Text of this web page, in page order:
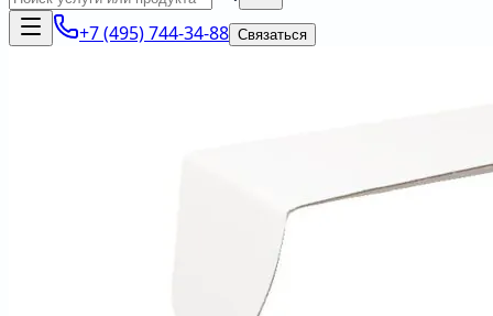
+7 (495) 744-34-88 Связаться